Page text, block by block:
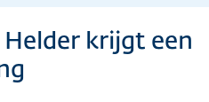
krijgt een